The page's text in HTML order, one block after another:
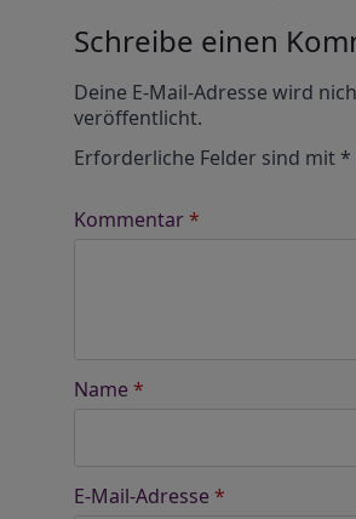
Schreibe einen
Deine E-Mail-Adresse wird
veröffentlicht.
Erforderliche Felder sind mit*
Kommentar*
Name *
E-Mail-Adresse *